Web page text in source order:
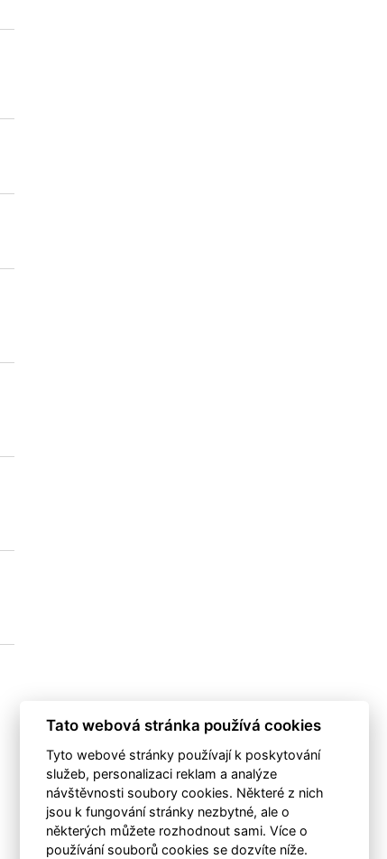
Tato webová stránka používá cookies
Tyto webové stránky používají k poskytování
služeb, personalizaci reklam a analýze
návštěvnosti soubory cookies. Některé z nich
jsou k fungování stránky nezbytné, ale o
některých můžete rozhodnout sami. Více o
používání souborů cookies se dozvíte níže.